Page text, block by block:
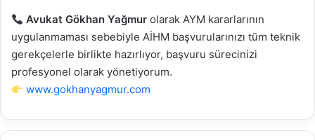
Avukat Gökhan Yağmur olarak AYM kararlarının
uygulanmaması sebebiyle AİHM başvurularınızı tüm teknik
gerekçelerle birlikte hazırlıyor, başvuru sürecinizi
profesyonel olarak yönetiyorum.
www.gokhanyagmur.com